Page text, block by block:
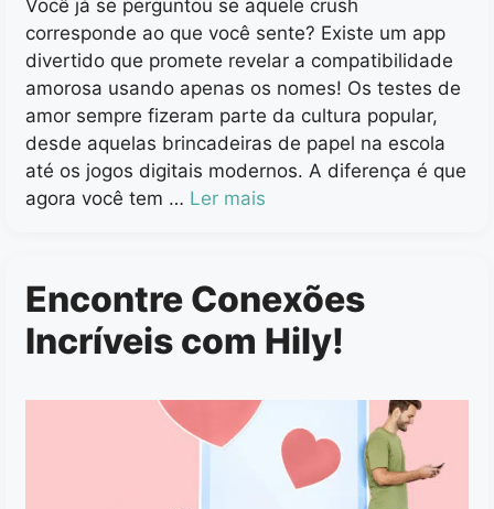
Você já se perguntou se aquele crush
corresponde ao que você sente? Existe um app
divertido que promete revelar a compatibilidade
amorosa usando apenas os nomes! Os testes de
amor sempre fizeram parte da cultura popular,
desde aquelas brincadeiras de papel na escola
até os jogos digitais modernos. A diferença é que
agora você tem … Ler mais
Encontre Conexões
Incríveis com Hily!